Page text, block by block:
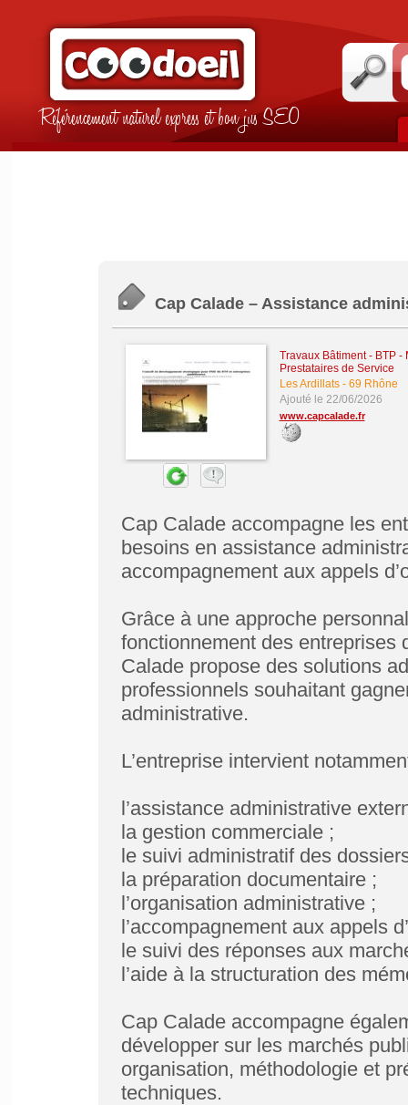
Référencement naturel express et bon jus SEO
Cap Calade – Assistance
Travaux Bâtiment - BTP
Prestataires de Service
Les Ardillats- 69 Rhône
Ajouté le 22/06/2026
www.capcalade.fr
Cap Calade accompagne les
besoins en assistance
accompagnement aux appels
Grâce à une approche
fonctionnement des entreprises
Calade propose des solutions
professionnels souhaitant
administrative.
L’entreprise intervient
l’assistance administrative
la gestion commerciale ;
le suivi administratif des
la préparation documentaire ;
l’organisation administrative ;
l’accompagnement aux appels
le suivi des réponses aux
l’aide à la structuration des
Cap Calade accompagne
développer sur les marchés
organisation, méthodologie et
techniques.